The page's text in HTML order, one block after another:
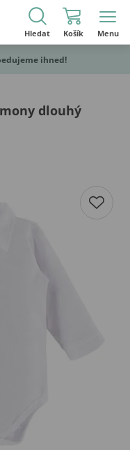
Hledat Košík Menu
ihned!
dlouhý